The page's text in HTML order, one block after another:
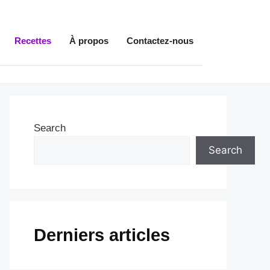
Recettes À propos Contactez-nous
Search
Search
Derniers articles